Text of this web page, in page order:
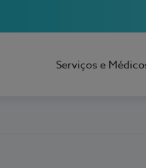
Serviços e